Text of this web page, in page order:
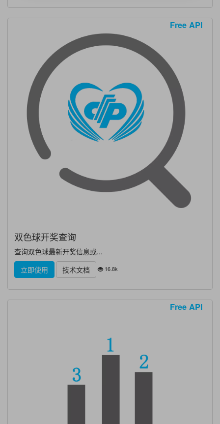
Free API
双色球开奖查询
查询双色球最新开奖信息或...
立即使用
技术文档 16.8k
Free API